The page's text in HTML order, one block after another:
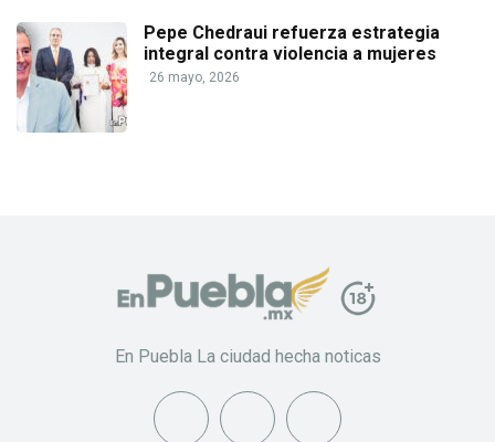
Pepe Chedraui refuerza estrategia
integral contra violencia a mujeres
26 mayo, 2026
En Puebla La ciudad hecha noticas